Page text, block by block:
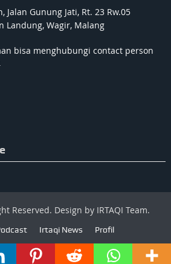
Jalan Gunung Jati, Rt. 23 Rw.05
Landung, Wagir, Malang
bisa menghubungi contact person
Reserved. Design by IRTAQI Team.
Irtaqi News Profil